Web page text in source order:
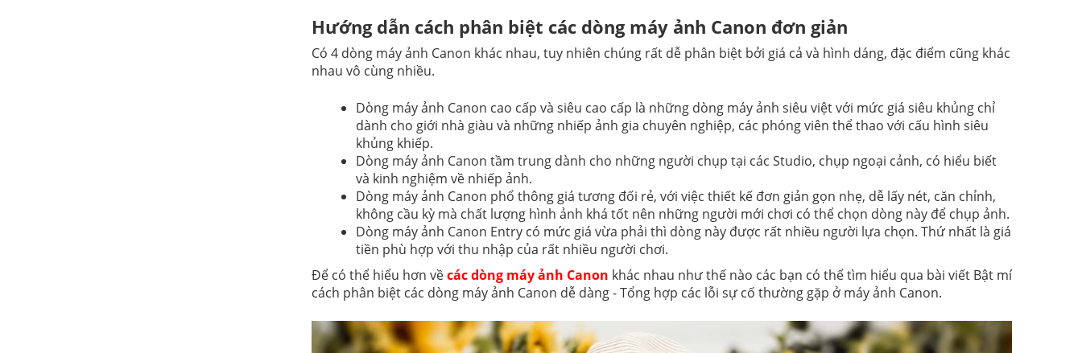
Hướng dẫn cách phân biệt các dòng máy ảnh Canon đơn giản
Có 4 dòng máy ảnh Canon khác nhau, tuy nhiên chúng rất dễ phân biệt bởi giá cả và hình dáng, đặc điểm cũng khác
nhau vô cùng nhiều.
Dòng máy ảnh Canon cao cấp và siêu cao cấp là những dòng máy ảnh siêu việt với mức giá siêu khủng chỉ
dành cho giới nhà giàu và những nhiếp ảnh gia chuyên nghiệp, các phóng viên thể thao với cấu hình siêu
khủng khiếp.
Dòng máy ảnh Canon tầm trung dành cho những người chụp tại các Studio, chụp ngoại cảnh, có hiểu biết
và kinh nghiệm về nhiếp ảnh.
Dòng máy ảnh Canon phổ thông giá tương đối rẻ, với việc thiết kế đơn giản gọn nhẹ, dễ lấy nét, căn chỉnh,
không cầu kỳ mà chất lượng hình ảnh khá tốt nên những người mới chơi có thể chọn dòng này để chụp ảnh.
Dòng máy ảnh Canon Entry có mức giá vừa phải thì dòng này được rất nhiều người lựa chọn. Thứ nhất là giá
tiền phù hợp với thu nhập của rất nhiều người chơi.
Để có thể hiểu hơn vềcác dòng máy ảnh Canon khác nhau như thế nào các bạn có thể tìm hiểu qua bài viết Bật mí
cách phân biệt các dòng máy ảnh Canon dễ dàng - Tổng hợp các lỗi sự cố thường gặp ở máy ảnh Canon.